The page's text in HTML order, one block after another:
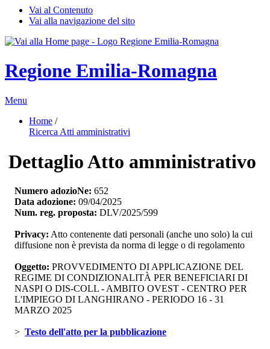
Vai al Contenuto
Vai alla navigazione del sito
Regione Emilia-Romagna
Menu
Home /
Ricerca Atti amministrativi
Dettaglio Atto amministrativo
Numero adozioNe: 652
Data adozione: 09/04/2025
Num. reg. proposta: DLV/2025/599
Privacy: Atto contenente dati personali (anche uno solo) la cui
diffusione non è prevista da norma di legge o di regolamento
Oggetto: PROVVEDIMENTO DI APPLICAZIONE DEL
REGIME DI CONDIZIONALITÀ PER BENEFICIARI DI
NASPI O DIS-COLL - AMBITO OVEST - CENTRO PER
L'IMPIEGO DI LANGHIRANO - PERIODO 16 - 31
MARZO 2025
> Testo dell'atto per la pubblicazione